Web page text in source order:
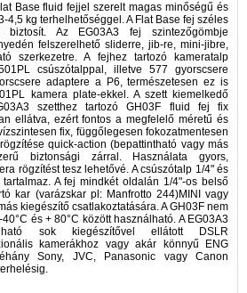
Base fluid fejjel szerelt magas minőségű és
4,5 kg terhelhetőséggel. A Flat Base fej széles
biztosít. Az EG03A3 fej szintezőgömbje
felszerelhető sliderre, jib-re, mini-jibre,
szerkezetre. A fejhez tartozó kameratalp
csúszótalppal, illetve 577 gyorscsere
adaptere a P6, természetesen ez is
kamera plate-ekkel. A szett kiemelkedő
szetthez tartozó GH03F fluid fej fix
ellátva, ezért fontos a megfelelő méretű és
fix, függőlegesen fokozatmentesen
quick-action (bepattintható vagy más
biztonsági zárral. Használata gyors,
rögzítést tesz lehetővé. A csúszótalp 1/4" és
A fej mindkét oldalán 1/4"-os belső
kar (varázskar pl: Manfrotto 244)MINI vagy
kiegészítő csatlakoztatására. A GH03F nem
és + 80°C között használható. A EG03A3
sok kiegészítővel ellátott DSLR
kamerákhoz vagy akár könnyű ENG
Sony, JVC, Panasonic vagy Canon